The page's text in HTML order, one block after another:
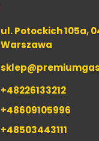
ul. Potockich 105a,
Warszawa
+48226133212
+48609105996
+48503443111